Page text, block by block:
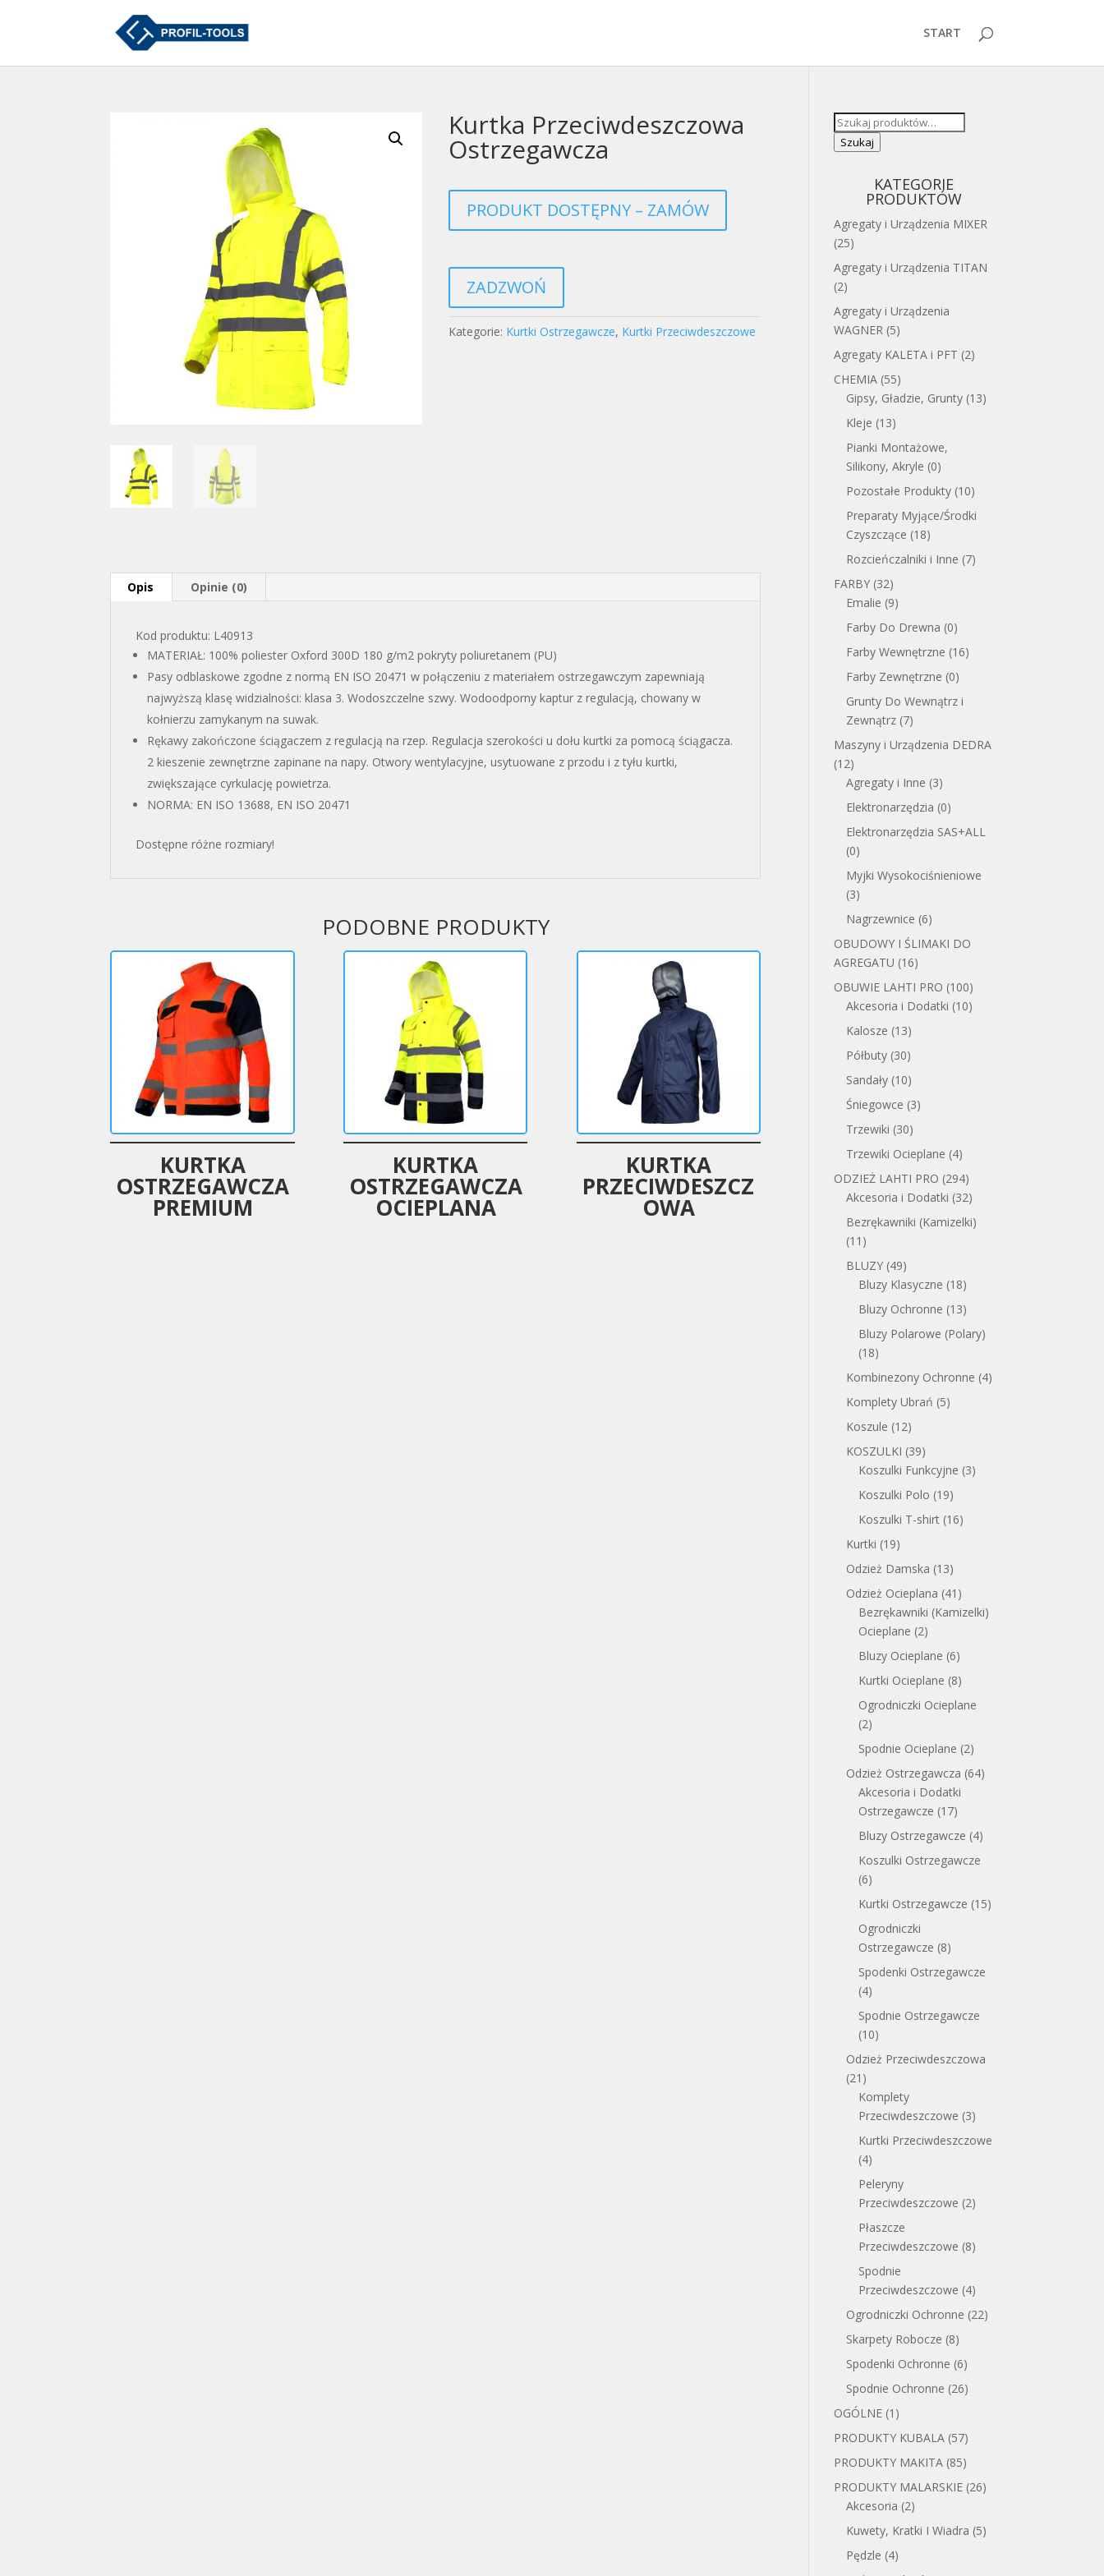
START
Kurtka Przeciwdeszczowa
Ostrzegawcza
PRODUKT DOSTĘPNY – ZAMÓW
ZADZWOŃ
Kategorie: Kurtki Ostrzegawcze, Kurtki Przeciwdeszczowe
Opis Opinie (0)
Kod produktu: L40913
MATERIAŁ: 100% poliester Oxford 300D 180 g/m2 pokryty poliuretanem (PU)
Pasy odblaskowe zgodne z normą EN ISO 20471 w połączeniu z materiałem ostrzegawczym zapewniają
najwyższą klasę widzialności: klasa 3. Wodoszczelne szwy. Wodoodporny kaptur z regulacją, chowany w
kołnierzu zamykanym na suwak.
Rękawy zakończone ściągaczem z regulacją na rzep. Regulacja szerokości u dołu kurtki za pomocą ściągacza.
2 kieszenie zewnętrzne zapinane na napy. Otwory wentylacyjne, usytuowane z przodu i z tyłu kurtki,
zwiększające cyrkulację powietrza.
NORMA: EN ISO 13688, EN ISO 20471
Dostępne różne rozmiary!
PODOBNE PRODUKTY
KURTKA
OSTRZEGAWCZA
PREMIUM
KURTKA
OSTRZEGAWCZA
OCIEPLANA
KURTKA
PRZECIWDESZCZ
OWA
Szukaj:
Szukaj
KATEGORIE
PRODUKTÓW
Agregaty i Urządzenia MIXER
(25)
Agregaty i Urządzenia TITAN
(2)
Agregaty i Urządzenia
WAGNER (5)
Agregaty KALETA i PFT (2)
CHEMIA (55)
Gipsy, Gładzie, Grunty (13)
Kleje (13)
Pianki Montażowe,
Silikony, Akryle (0)
Pozostałe Produkty (10)
Preparaty Myjące/Środki
Czyszczące (18)
Rozcieńczalniki i Inne (7)
FARBY (32)
Emalie (9)
Farby Do Drewna (0)
Farby Wewnętrzne (16)
Farby Zewnętrzne (0)
Grunty Do Wewnątrz i
Zewnątrz (7)
Maszyny i Urządzenia DEDRA
(12)
Agregaty i Inne (3)
Elektronarzędzia (0)
Elektronarzędzia SAS+ALL
(0)
Myjki Wysokociśnieniowe
(3)
Nagrzewnice (6)
OBUDOWY I ŚLIMAKI DO
AGREGATU (16)
OBUWIE LAHTI PRO (100)
Akcesoria i Dodatki (10)
Kalosze (13)
Półbuty (30)
Sandały (10)
Śniegowce (3)
Trzewiki (30)
Trzewiki Ocieplane (4)
ODZIEŻ LAHTI PRO (294)
Akcesoria i Dodatki (32)
Bezrękawniki (Kamizelki)
(11)
BLUZY (49)
Bluzy Klasyczne (18)
Bluzy Ochronne (13)
Bluzy Polarowe (Polary)
(18)
Kombinezony Ochronne (4)
Komplety Ubrań (5)
Koszule (12)
KOSZULKI (39)
Koszulki Funkcyjne (3)
Koszulki Polo (19)
Koszulki T-shirt (16)
Kurtki (19)
Odzież Damska (13)
Odzież Ocieplana (41)
Bezrękawniki (Kamizelki)
Ocieplane (2)
Bluzy Ocieplane (6)
Kurtki Ocieplane (8)
Ogrodniczki Ocieplane
(2)
Spodnie Ocieplane (2)
Odzież Ostrzegawcza (64)
Akcesoria i Dodatki
Ostrzegawcze (17)
Bluzy Ostrzegawcze (4)
Koszulki Ostrzegawcze
(6)
Kurtki Ostrzegawcze (15)
Ogrodniczki
Ostrzegawcze (8)
Spodenki Ostrzegawcze
(4)
Spodnie Ostrzegawcze
(10)
Odzież Przeciwdeszczowa
(21)
Komplety
Przeciwdeszczowe (3)
Kurtki Przeciwdeszczowe
(4)
Peleryny
Przeciwdeszczowe (2)
Płaszcze
Przeciwdeszczowe (8)
Spodnie
Przeciwdeszczowe (4)
Ogrodniczki Ochronne (22)
Skarpety Robocze (8)
Spodenki Ochronne (6)
Spodnie Ochronne (26)
OGÓLNE (1)
PRODUKTY KUBALA (57)
PRODUKTY MAKITA (85)
PRODUKTY MALARSKIE (26)
Akcesoria (2)
Kuwety, Kratki I Wiadra (5)
Pędzle (4)